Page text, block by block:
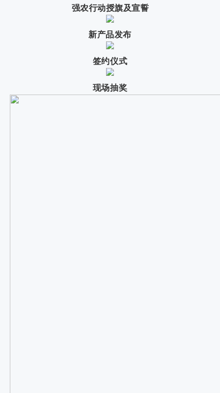
强农行动授旗及宣誓
新产品发布
签约仪式
现场抽奖